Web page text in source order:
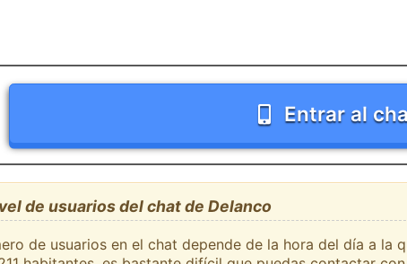
Entrar al
de usuarios del chat de Delanco
de usuarios en el chat depende de la hora del día a la